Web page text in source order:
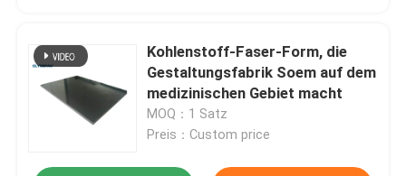
Kohlenstoff-Faser-Form, die
Gestaltungsfabrik Soem auf dem
medizinischen Gebiet macht
MOQ：1 Satz
Preis：Custom price